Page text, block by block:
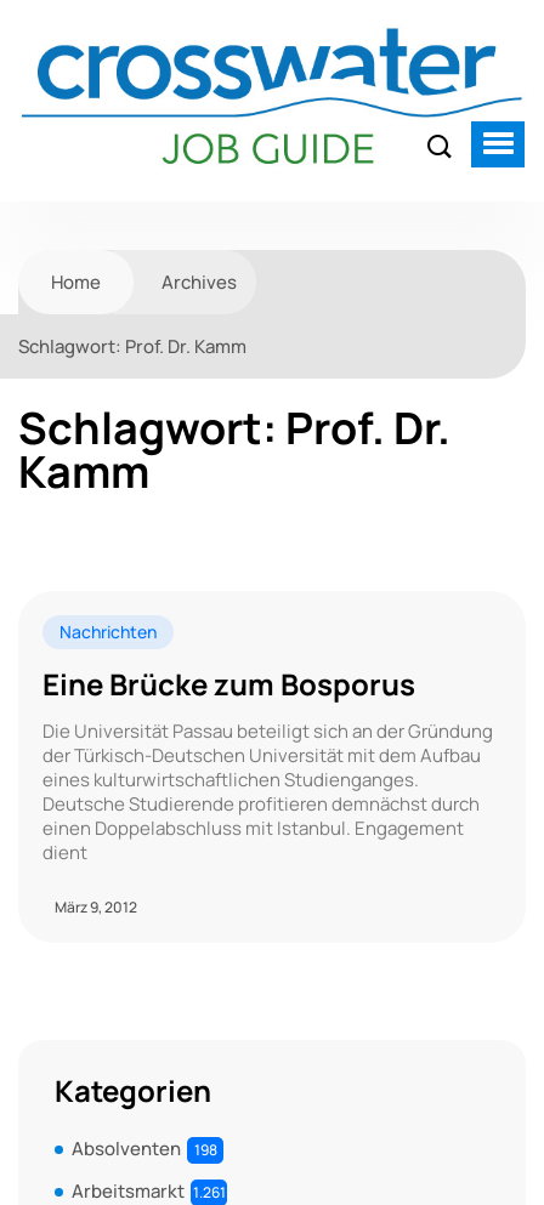
Home Archives
Schlagwort: Prof. Dr. Kamm
Schlagwort: Prof. Dr.
Kamm
Nachrichten
Eine Brücke zum Bosporus
Die Universität Passau beteiligt sich an der Gründung
der Türkisch-Deutschen Universität mit dem Aufbau
eines kulturwirtschaftlichen Studienganges.
Deutsche Studierende profitieren demnächst durch
einen Doppelabschluss mit Istanbul. Engagement
dient
März 9, 2012
Kategorien
Absolventen 198
Arbeitsmarkt 1.261